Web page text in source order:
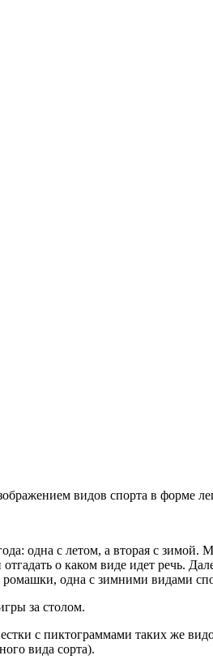
видов спорта в форме
одна с летом, а вторая с зимой.
о каком виде идет речь.
одна с зимними видами
за столом.
с пиктограммами таких же
вида сорта).